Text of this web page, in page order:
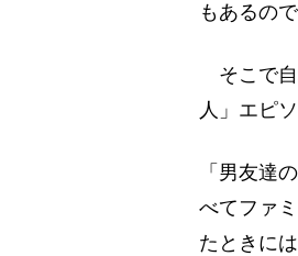
もあるの
そこで自
人」エピ
「男友達
べてファ
たときに